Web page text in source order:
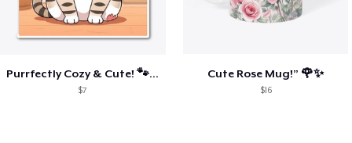
Purrfectly Cozy & Cute! 🐾☕
$7
Cute Rose Mug!” 🌹✨
$16